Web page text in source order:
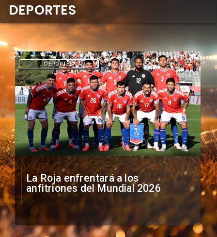
La Roja enfrentará a los
anfitriones del Mundial 2026
DEPORTES
DEPORTES